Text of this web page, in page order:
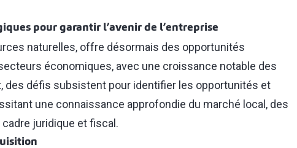
pour garantir l’avenir de l’entreprise
naturelles, offre désormais des opportunités
économiques, avec une croissance notable des
des défis subsistent pour identifier les opportunités et
une connaissance approfondie du marché local, des
juridique et fiscal.